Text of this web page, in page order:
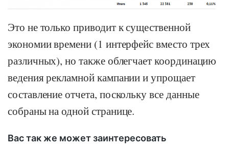
Это не только приводит к существенной
экономии времени (1 интерфейс вместо трех
различных), но также облегчает координацию
ведения рекламной кампании и упрощает
составление отчета, поскольку все данные
собраны на одной странице.
Вас так же может заинтересовать